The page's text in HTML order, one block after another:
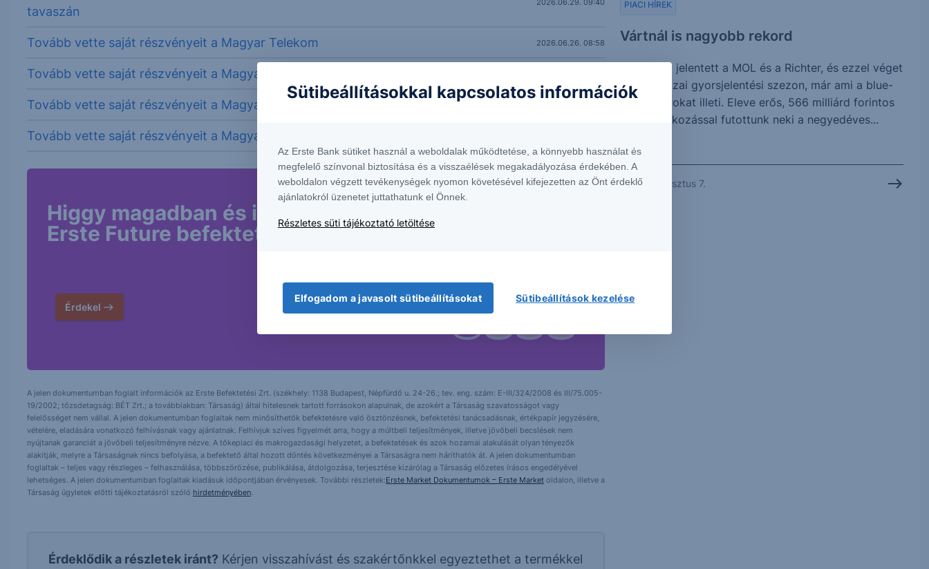
tavaszán
2026.06.29. 09:40
Tovább vette saját részvényeit a Magyar Telekom 2026.06.26. 08:58
Tovább vette saját részvényeit a Magyar Telekom
Tovább vette saját részvényeit a Magyar Telekom
Tovább vette saját részvényeit a Magyar Telekom
Higgy magadban és indíts
Erste Future befektetést!
Érdekel
A jelen dokumentumban foglalt információk az Erste Befektetési Zrt. (székhely: 1138 Budapest, Népfürdő u. 24-26.; tev. eng. szám: E-III/324/2008 és III/75.005-
19/2002; tőzsdetagság: BÉT Zrt.; a továbbiakban: Társaság) által hitelesnek tartott forrásokon alapulnak, de azokért a Társaság szavatosságot vagy
felelősséget nem vállal. A jelen dokumentumban foglaltak nem minősíthetők befektetésre való ösztönzésnek, befektetési tanácsadásnak, értékpapír jegyzésére,
vételére, eladására vonatkozó felhívásnak vagy ajánlatnak. Felhívjuk szíves figyelmét arra, hogy a múltbeli teljesítmények, illetve jövőbeli becslések nem
nyújtanak garanciát a jövőbeli teljesítményre nézve. A tőkepiaci és makrogazdasági helyzetet, a befektetések és azok hozamai alakulását olyan tényezők
alakítják, melyre a Társaságnak nincs befolyása, a befektető által hozott döntés következményei a Társaságra nem háríthatók át. A jelen dokumentumban
foglaltak – teljes vagy részleges – felhasználása, többszörözése, publikálása, átdolgozása, terjesztése kizárólag a Társaság előzetes írásos engedélyével
lehetséges. A jelen dokumentumban foglaltak kiadásuk időpontjában érvényesek. További részletek:Erste Market Dokumentumok – Erste Marketoldalon, illetve a
Társaság ügyletek előtti tájékoztatásról szóló hirdetményében.
Érdeklődik a részletek iránt? Kérjen visszahívást és szakértőnkkel egyeztethet a termékkel
Vártnál is nagyobb rekord
PIACI HÍREK
Ma reggel jelentett a MOL és a Richter, és ezzel véget
is ért a hazai gyorsjelentési szezon, már ami a blue-
chip papírokat illeti. Eleve erős, 566 milliárd forintos
profitvárakozással futottunk neki a negyedéves...
2026. augusztus 7.
Sütibeállításokkal kapcsolatos információk
Az Erste Bank sütiket használ a weboldalak működtetése, a könnyebb használat és
megfelelő színvonal biztosítása és a visszaélések megakadályozása érdekében. A
weboldalon végzett tevékenységek nyomon követésével kifejezetten az Önt érdeklő
ajánlatokról üzenetet juttathatunk el Önnek.
Részletes süti tájékoztató letöltése
Elfogadom a javasolt sütibeállításokat Sütibeállítások kezelése